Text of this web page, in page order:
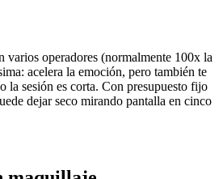
varios operadores (normalmente 100x la
acelera la emoción, pero también te
la sesión es corta. Con presupuesto fijo
dejar seco mirando pantalla en cinco